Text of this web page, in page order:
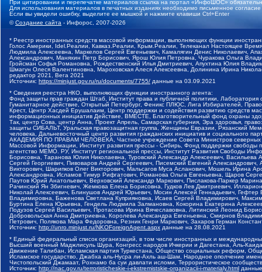
При цитировании и перепечатке материалов ссылка на портал «ИнфоШОС»
Для использования материалов в печатных изданиях необходимо письменное
Если вы увидели ошибку, выделите ее мышкой и нажмите клавиши Ctrl+Enter
©Создание сайта - Инфорос, 2007-2026
* Реестр иностранных средств массовой информации, выполняющих функции
Голос Америки, Idel.Реалии, Кавказ.Реалии, Крым.Реалии, Телеканал Настоящее
Людмила Алексеевна, Маркелов Сергей Евгеньевич, Камалягин Денис Николаевич,
Александрович, Маняхин Петр Борисович, Ярош Юлия Петровна, Чуракова Ольга
Гройсман Софья Романовна, Рождественский Илья Дмитриевич, Апухтина Юлия
Шмагун Олеся Валентиновна, Мароховская Алеся Алексеевна, Долинина Ирина
редактор 2021, Вега 2021
Источник: https://minjust.gov.ru/ru/documents/7755/ данные на 03.09.2021
* Сведения реестра НКО, выполняющих функции иностранного агента:
Фонд защиты прав граждан Штаб, Институт права и публичной политики,
Гуманитарное действие, Открытый Петербург, Феникс ПЛЮС, Лига Избирателей,
Крест, Центр Хасдей Ерушалаим, Центр поддержки и содействия развитию средств
информационных инициатив Действие, ВМЕСТЕ, Благотворительный фонд охраны
Так, центр Сова, центр Анна, Проект Апрель, Самарская губерния, Эра здоровья,
защиты СИБАЛЬТ, Уральская правозащитная группа, Женщины Евразии, Рязанский
человека, Дальневосточный центр развития гражданских инициатив и социального
АКАДЕМИЯ ПО ПРАВАМ ЧЕЛОВЕКА, Частное учреждение Совета Министров северных
Массовой Информации, Институт развития прессы - Сибирь, Фонд поддержки
агентство МЕМО. РУ, Институт региональной прессы, Институт Развития Свободы
Борисовна, Таранова Юлия Николаевна, Туровский Александр Алексеевич,
Сергей Георгиевич, Пивоваров Андрей Сергеевич, Писемский Евгений
Викторович, Шарипков Олег Викторович, Мальсагов Муса Асланович, Мошель Ирина
Александровна, Исламов Тимур Рифгатович, Романова Ольга Евгеньевна, Щаров
Паутов Юрий Анатольевич, Верховский Александр Маркович, Пислакова-Паркер
Рачинский Ян Збигневич, Жемкова Елена Борисовна, Гудков Лев Дмитриевич,
Николай Алексеевич, Блинушов Андрей Юрьевич, Мосин Алексей Геннадьевич,
Владимировна, Баженова Светлана Куприяновна, Исаев Сергей Владимирович,
Буртина Елена Юрьевна, Гендель Людмила Залмановна, Кокорина Екатерина
Подузов Сергей Васильевич, Протасова Ирина Вячеславовна, Литинский Леонид
Добровольская Анна Дмитриевна, Королева Александра Евгеньевна, Смирнов
Петрович, Полякова Мара Федоровна, Резник Генри Маркович, Захаров Герман
Источник: http://unro.minjust.ru/NKOForeignAgent.aspx данные на 28.08.2021
* Единый федеральный список организаций, в том числе иностранных и
Высший военный Маджлисуль Шура, Конгресс народов Ичкерии и Дагестана, Аль-
Движение Талибан, Исламская партия Туркестана, Общество социальных реформ,
Исламское государство, Джабха аль-Нусра ли-Ахль аш-Шам, Народное ополчение
Чистопольский Джамаат, Рохнамо ба суи давлати исломи, Террористическое
Источник: http://nac.gov.ru/terroristicheskie-i-ekstremistskie-organizacii-i-materialy.html